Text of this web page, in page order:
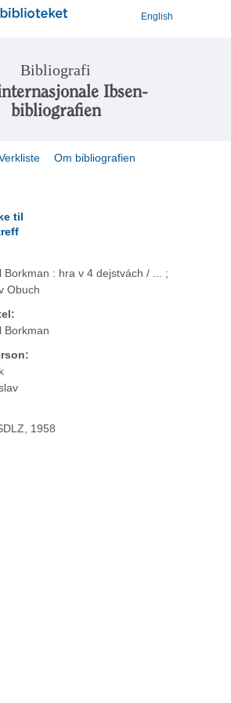
English
Bibliografi
Ibsen-
bibliografien
Om bibliografien
til
Borkman : hra v 4 dejstvách / ... ;
Obuch
Borkman
1958